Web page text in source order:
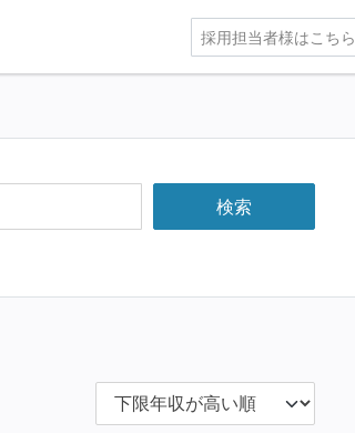
採用担当者様はこちら